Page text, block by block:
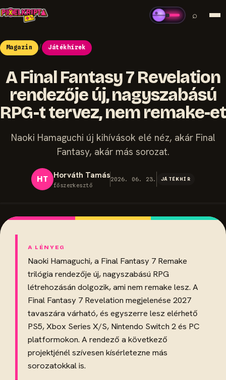
⌕
Magazin / Játékhírek
A Final Fantasy 7 Revelation
rendezője új, nagyszabású
RPG-t tervez, nem remake-et
Naoki Hamaguchi új kihívások elé néz, akár Final
Fantasy, akár más sorozat.
HT Horváth Tamás
főszerkesztő
2026. 06. 23. JÁTÉKHÍR
Naoki Hamaguchi, a Final Fantasy 7 Remake
trilógia rendezője új, nagyszabású RPG
létrehozásán dolgozik, ami nem remake lesz. A
Final Fantasy 7 Revelation megjelenése 2027
tavaszára várható, és egyszerre lesz elérhető
PS5, Xbox Series X/S, Nintendo Switch 2 és PC
platformokon. A rendező a következő
projektjénél szívesen kísérletezne más
sorozatokkal is.